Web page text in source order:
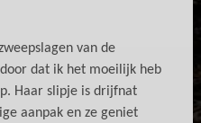
van de
dat ik het moeilijk heb
Haar slipje is drijfnat
aanpak en ze geniet